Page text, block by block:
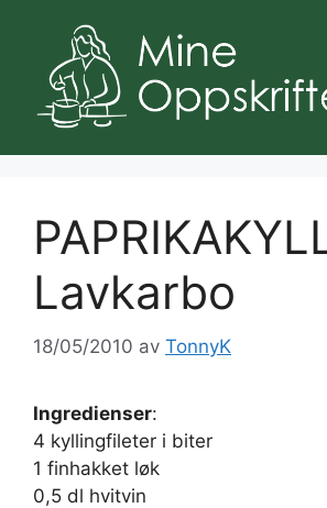
innhold
Lavkarbo
18/05/2010 av TonnyK
Ingredienser:
4 kyllingfileter i biter
1 finhakket løk
0,5 dl hvitvin